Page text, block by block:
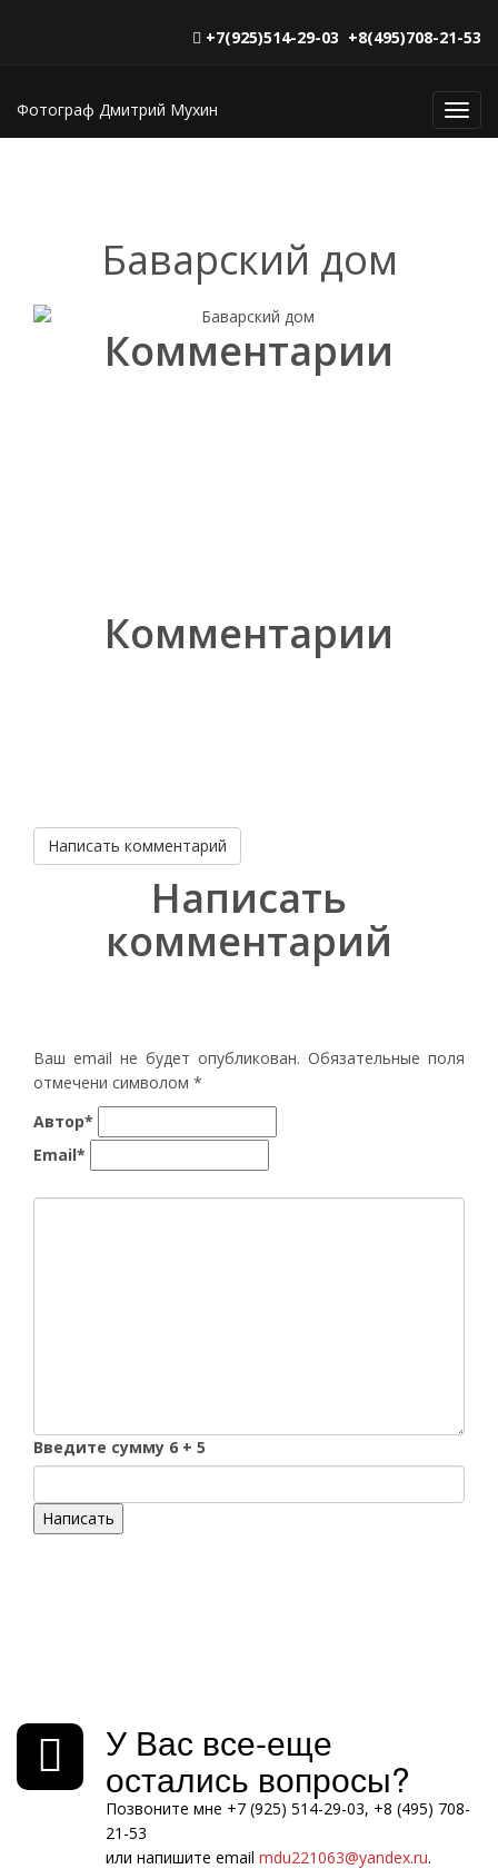
+7(925)514-29-03 +8(495)708-21-53
Фотограф Дмитрий Мухин
Баварский дом
Комментарии
Комментарии
Написать комментарий
Написать
комментарий
Ваш email не будет опубликован. Обязательные поля
отмечени символом *
Автор*
Email*
Введите сумму 6 + 5
Написать
У Вас все-еще
остались вопросы?
Позвоните мне +7 (925) 514-29-03, +8 (495) 708-
21-53
или напишите email mdu221063@yandex.ru.